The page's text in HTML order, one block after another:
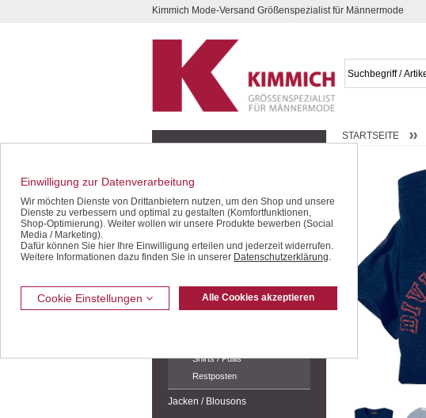
Kompletten Head der Seite überspringenKimmich Mode-Versand Größenspezialist für Männermode
Schnäppchen / SALE
Halbarm-Hemden
Langarm-Hemden
Hosen / Jeans
Jacken / Westen
Shirts / Pullis
Restposten
Jacken / Blousons
STARTSEITE
Einwilligung zur Datenverarbeitung
Wir möchten Dienste von Drittanbietern nutzen, um den Shop und unsere
Dienste zu verbessern und optimal zu gestalten (Komfortfunktionen,
Shop-Optimierung). Weiter wollen wir unsere Produkte bewerben (Social
Media / Marketing).
Dafür können Sie hier Ihre Einwilligung erteilen und jederzeit widerrufen.
Weitere Informationen dazu finden Sie in unserer Datenschutzerklärung.
Cookie Einstellungen Alle Cookies akzeptieren